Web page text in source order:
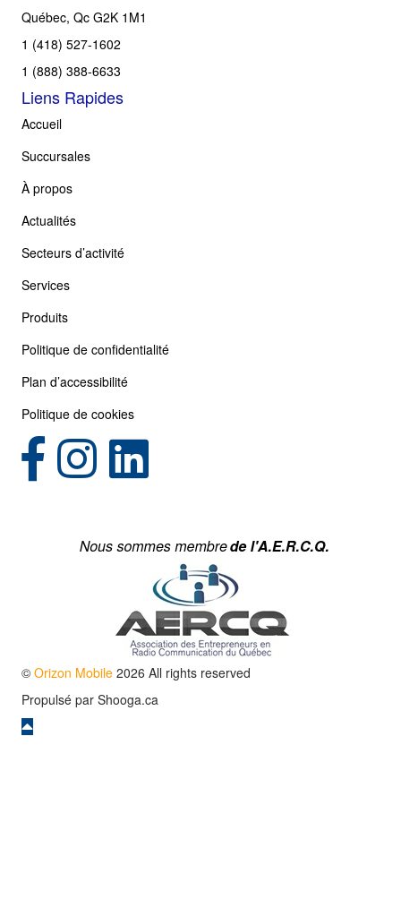
Québec, Qc G2K 1M1
1 (418) 527-1602
1 (888) 388-6633
Liens Rapides
Accueil
Succursales
À propos
Actualités
Secteurs d’activité
Services
Produits
Politique de confidentialité
Plan d’accessibilité
Politique de cookies
(opens in new tab)
(opens in new tab)
© Orizon Mobile 2026 All rights reserved
Propulsé par Shooga.ca